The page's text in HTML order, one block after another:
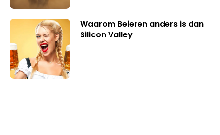
Waarom Beieren anders is dan
Silicon Valley